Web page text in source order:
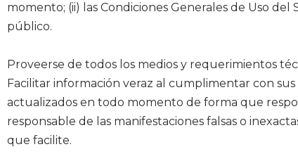
momento; (ii) las Condiciones Generales de Uso
público.
Proveerse de todos los medios y requerimientos
Facilitar información veraz al cumplimentar con
actualizados en todo momento de forma que
responsable de las manifestaciones falsas o
que facilite.